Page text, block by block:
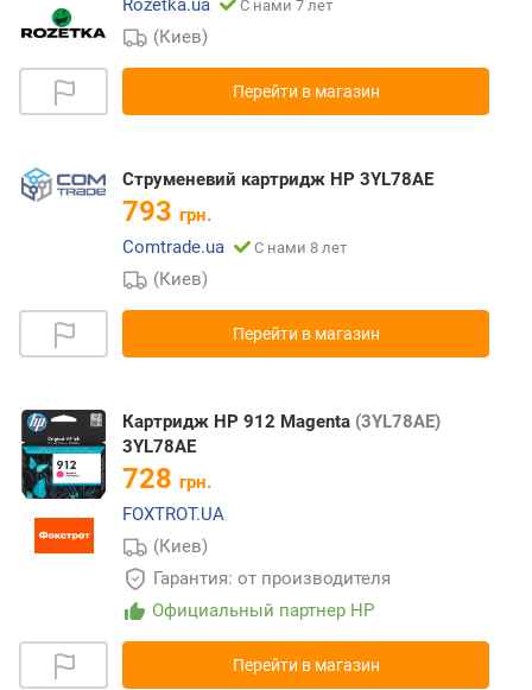
Rozetka.ua
С нами 7 лет
(Киев)
Перейти в магазин
Струменевий картридж HP 3YL78AE
793 грн.
Comtrade.ua
С нами 8 лет
(Киев)
Перейти в магазин
Картридж HP 912 Magenta (3YL78AE)
3YL78AE
728 грн.
FOXTROT.UA
(Киев)
Гарантия: от производителя
Официальный партнер HP
Перейти в магазин